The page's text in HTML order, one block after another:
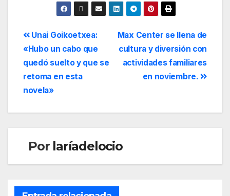
Max Center se llena de
cultura y diversión con
actividades familiares
en noviembre.
Unai Goikoetxea:
«Hubo un cabo que
quedó suelto y que se
retoma en esta
novela»
Por laríadelocio